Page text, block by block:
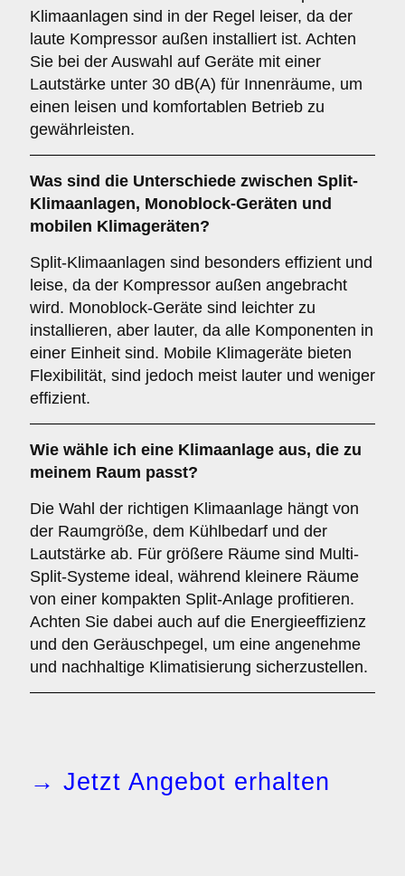
Klimaanlagen sind in der Regel leiser, da der
laute Kompressor außen installiert ist. Achten
Sie bei der Auswahl auf Geräte mit einer
Lautstärke unter 30 dB(A) für Innenräume, um
einen leisen und komfortablen Betrieb zu
gewährleisten.
Was sind die Unterschiede zwischen Split-
Klimaanlagen, Monoblock-Geräten und
mobilen Klimageräten?
Split-Klimaanlagen sind besonders effizient und
leise, da der Kompressor außen angebracht
wird. Monoblock-Geräte sind leichter zu
installieren, aber lauter, da alle Komponenten in
einer Einheit sind. Mobile Klimageräte bieten
Flexibilität, sind jedoch meist lauter und weniger
effizient.
Wie wähle ich eine Klimaanlage aus, die zu
meinem Raum passt?
Die Wahl der richtigen Klimaanlage hängt von
der Raumgröße, dem Kühlbedarf und der
Lautstärke ab. Für größere Räume sind Multi-
Split-Systeme ideal, während kleinere Räume
von einer kompakten Split-Anlage profitieren.
Achten Sie dabei auch auf die Energieeffizienz
und den Geräuschpegel, um eine angenehme
und nachhaltige Klimatisierung sicherzustellen.
→ Jetzt Angebot erhalten